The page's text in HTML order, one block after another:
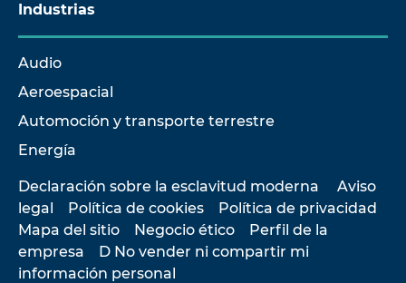
Industrias
Audio
Aeroespacial
Automoción y transporte terrestre
Energía
Declaración sobre la esclavitud moderna
Aviso
legal
Política de cookies
Política de privacidad
Mapa del sitio
Negocio ético
Perfil de la
empresa
D No vender ni compartir mi
información personal